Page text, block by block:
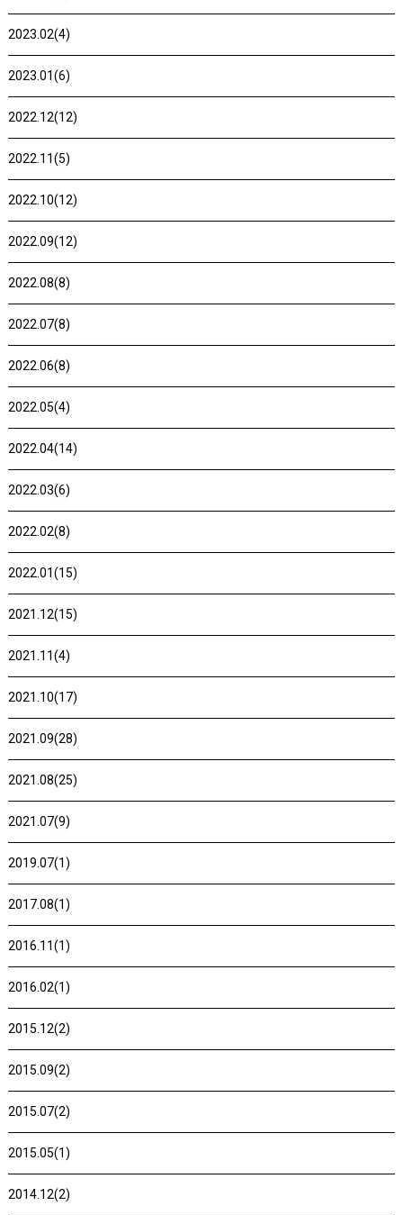
2023.02(4)
2023.01(6)
2022.12(12)
2022.11(5)
2022.10(12)
2022.09(12)
2022.08(8)
2022.07(8)
2022.06(8)
2022.05(4)
2022.04(14)
2022.03(6)
2022.02(8)
2022.01(15)
2021.12(15)
2021.11(4)
2021.10(17)
2021.09(28)
2021.08(25)
2021.07(9)
2019.07(1)
2017.08(1)
2016.11(1)
2016.02(1)
2015.12(2)
2015.09(2)
2015.07(2)
2015.05(1)
2014.12(2)